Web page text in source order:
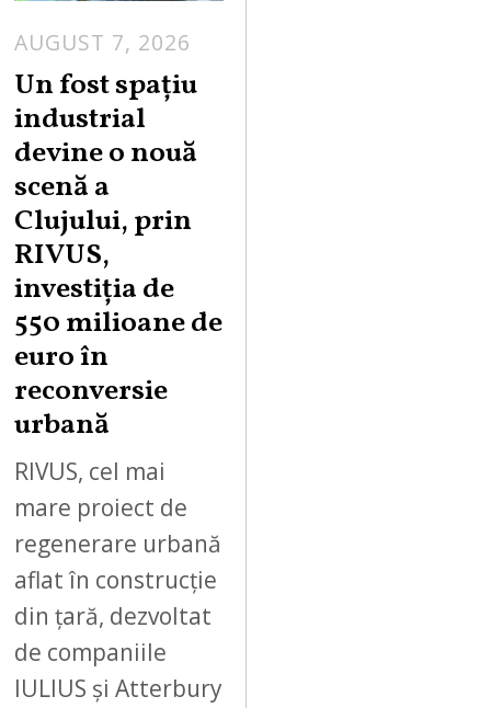
AUGUST 7, 2026
Un fost spațiu
industrial
devine o nouă
scenă a
Clujului, prin
RIVUS,
investiția de
550 milioane de
euro în
reconversie
urbană
RIVUS, cel mai
mare proiect de
regenerare urbană
aflat în construcție
din țară, dezvoltat
de companiile
IULIUS și Atterbury